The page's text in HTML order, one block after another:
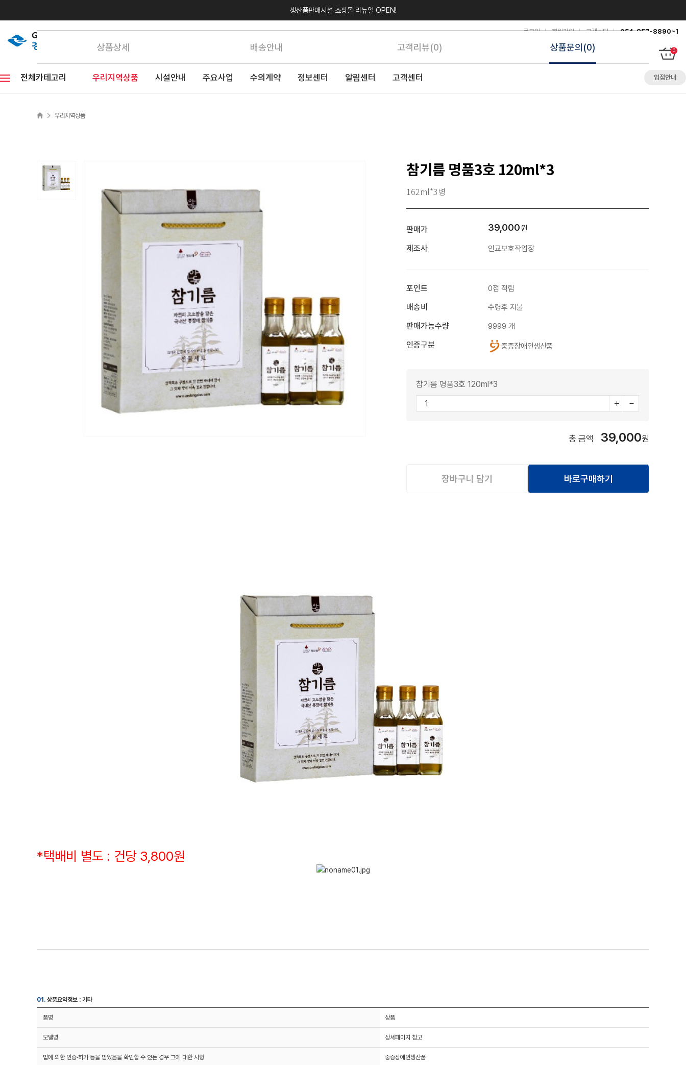
생산품판매시설 쇼핑몰 리뉴얼 OPEN!
로그인 회원가입 고객센터 054-857-8890~1
0
전체카테고리 우리지역상품 시설안내 주요사업 수의계약 정보센터 알림센터 고객센터 입점안내
> 우리지역상품
참기름 명품3호 120ml*3
162ml*3병
판매가 39,000원
제조사 인교보호작업장
포인트 0점 적립
배송비 수령후 지불
판매가능수량 9999 개
인증구분 중증장애인생산품
참기름 명품3호 120ml*3
총 금액 39,000원
상품상세 배송안내 고객리뷰(0) 상품문의(0)
*택배비 별도 : 건당 3,800원
01. 상품요약정보 : 기타
품명 상품
모델명 상세페이지 참고
법에 의한 인증·허가 등을 받았음을 확인할 수 있는 경우 그에 대한 사항 중증장애인생산품